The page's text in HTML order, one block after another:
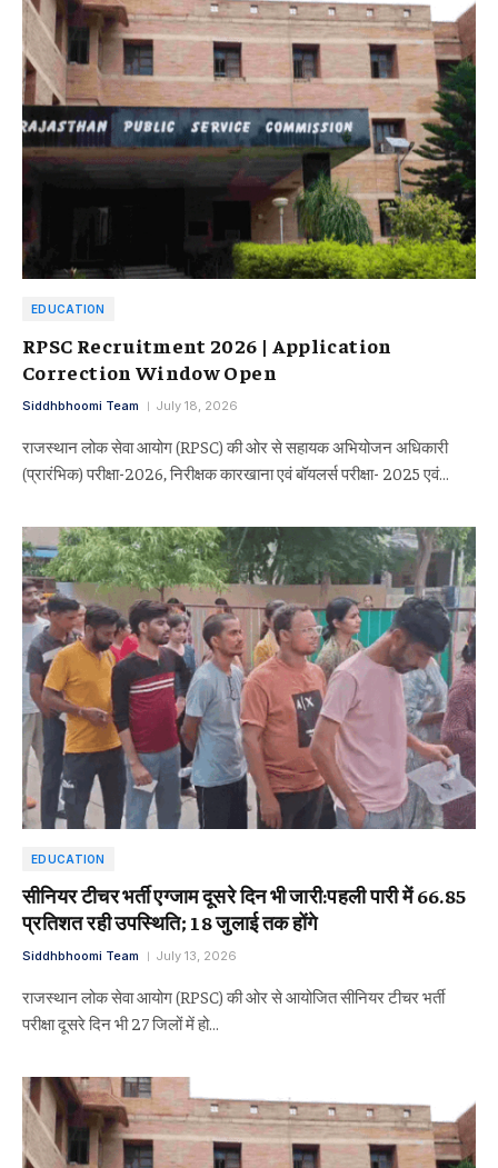
EDUCATION
RPSC Recruitment 2026 | Application
Correction Window Open
Siddhbhoomi Team July 18, 2026
राजस्थान लोक सेवा आयोग (RPSC) की ओर से सहायक अभियोजन अधिकारी
(प्रारंभिक) परीक्षा-2026, निरीक्षक कारखाना एवं बॉयलर्स परीक्षा- 2025 एवं…
EDUCATION
सीनियर टीचर भर्ती एग्जाम दूसरे दिन भी जारी:पहली पारी में 66.85
प्रतिशत रही उपस्थिति; 18 जुलाई तक होंगे
Siddhbhoomi Team July 13, 2026
राजस्थान लोक सेवा आयोग (RPSC) की ओर से आयोजित सीनियर टीचर भर्ती
परीक्षा दूसरे दिन भी 27 जिलों में हो…